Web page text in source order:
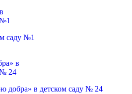
саду №1
добра» в детском саду № 24